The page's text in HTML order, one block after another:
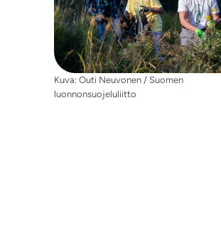
Kuva: Outi Neuvonen / Suomen
luonnonsuojeluliitto